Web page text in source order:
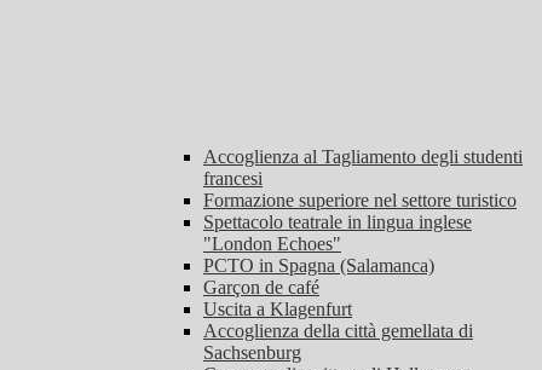
Accoglienza al Tagliamento degli studenti
francesi
Formazione superiore nel settore turistico
Spettacolo teatrale in lingua inglese
"London Echoes"
PCTO in Spagna (Salamanca)
Garçon de café
Uscita a Klagenfurt
Accoglienza della città gemellata di
Sachsenburg